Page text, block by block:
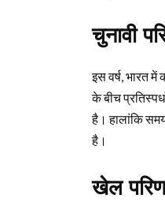
चुनावी
इस वर्ष, भारत
के बीच
है। हालांकि
है।
खेल